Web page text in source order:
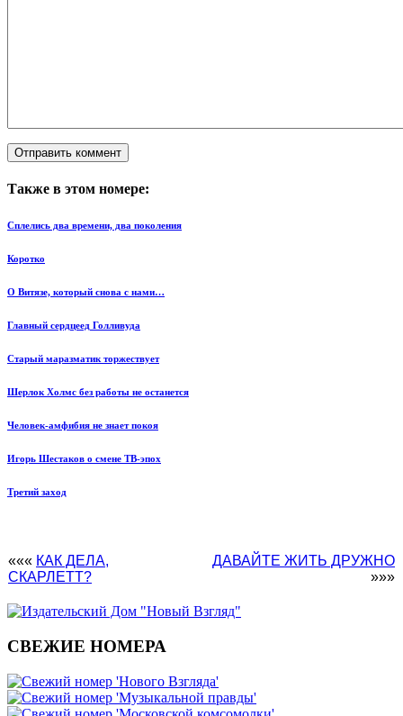
Также в этом номере:
Сплелись два времени, два поколения
Коротко
О Витязе, который снова с нами…
Главный сердцеед Голливуда
Старый маразматик торжествует
Шерлок Холмс без работы не останется
Человек-амфибия не знает покоя
Игорь Шестаков о смене ТВ-эпох
Третий заход
««« КАК ДЕЛА,
СКАРЛЕТТ?
ДАВАЙТЕ ЖИТЬ ДРУЖНО
»»»
СВЕЖИЕ НОМЕРА